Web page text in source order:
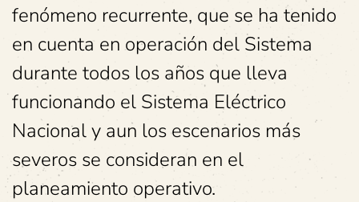
fenómeno recurrente, que se ha tenido
en cuenta en operación del Sistema
durante todos los años que lleva
funcionando el Sistema Eléctrico
Nacional y aun los escenarios más
severos se consideran en el
planeamiento operativo.